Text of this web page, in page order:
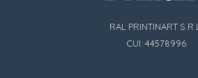
RAL PRINTINART S.R.L.
CUI: 44578996